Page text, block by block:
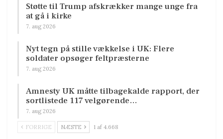
Støtte til Trump afskrækker mange unge fra
at gå i kirke
7. aug 2026
Nyt tegn på stille vækkelse i UK: Flere
soldater opsøger feltpræsterne
7. aug 2026
Amnesty UK måtte tilbagekalde rapport, der
sortlistede 117 velgørende…
7. aug 2026
FORRIGE NÆSTE 1 af 4.668